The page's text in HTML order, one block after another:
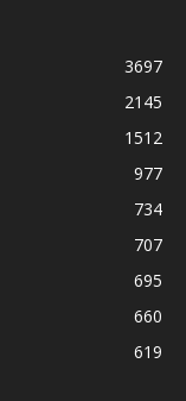
3697
2145
1512
977
734
707
695
660
619